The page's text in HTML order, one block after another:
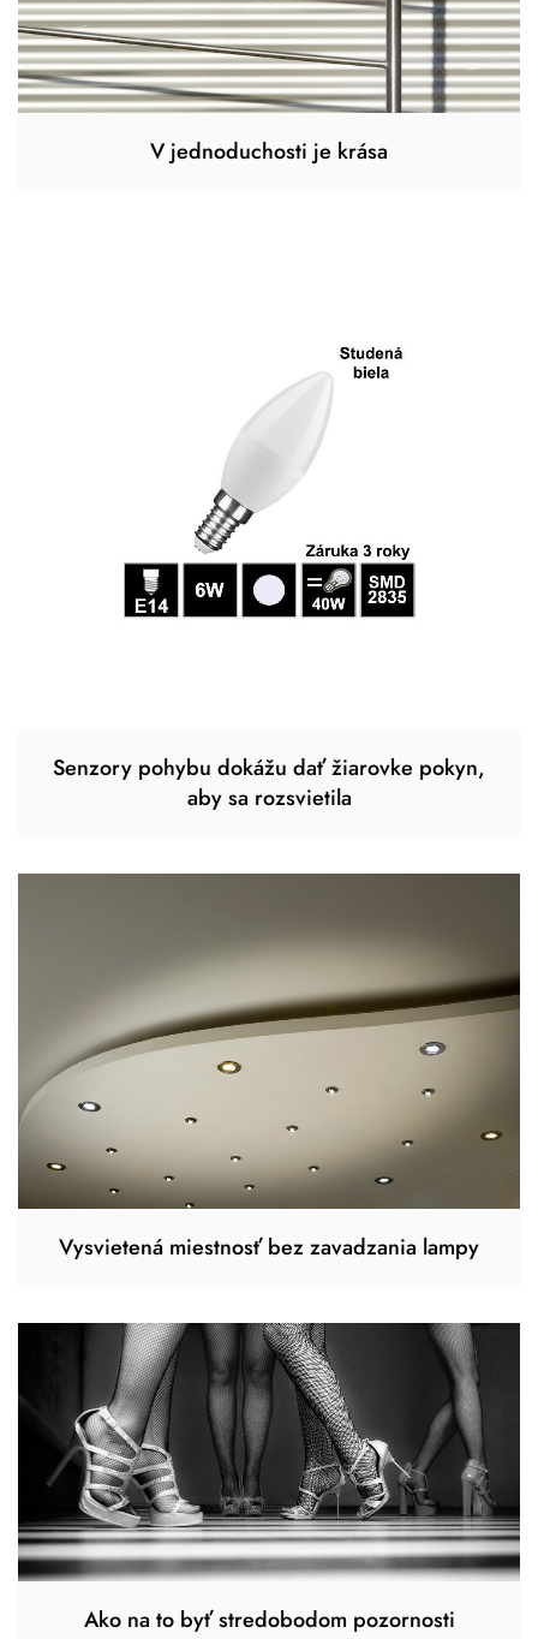
V jednoduchosti je krása
Senzory pohybu dokážu dať žiarovke pokyn,
aby sa rozsvietila
Vysvietená miestnosť bez zavadzania lampy
Ako na to byť stredobodom pozornosti